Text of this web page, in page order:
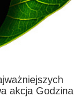
akcja Godzina